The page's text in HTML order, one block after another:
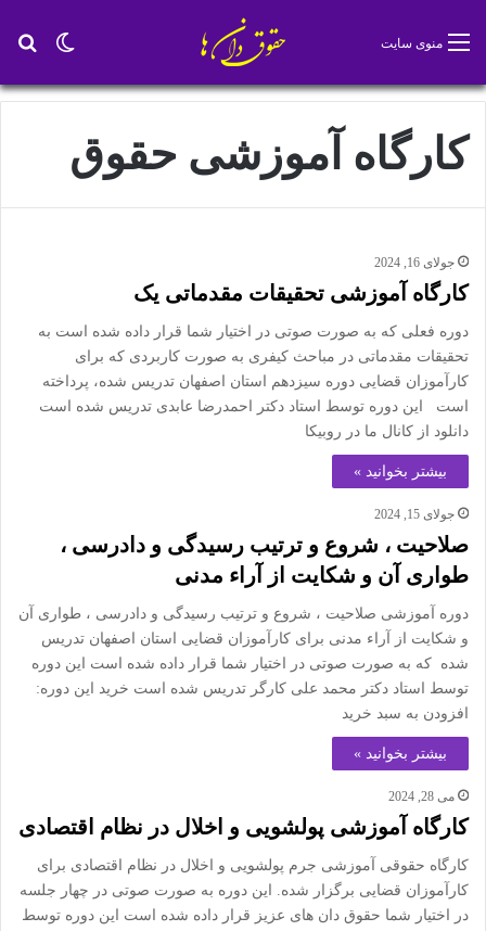
تغییر منوی سایت
کارگاه آموزشی حقوق
جولای 16, 2024
کارگاه آموزشی تحقیقات مقدماتی یک
دوره فعلی که به صورت صوتی در اختیار شما قرار داده شده است به
تحقیقات مقدماتی در مباحث کیفری به صورت کاربردی که برای
کارآموزان قضایی دوره سیزدهم استان اصفهان تدریس شده، پرداخته
است این دوره توسط استاد دکتر احمدرضا عابدی تدریس شده است
دانلود از کانال ما در روبیکا
بیشتر بخوانید »
جولای 15, 2024
صلاحیت ، شروع و ترتیب رسیدگی و دادرسی ،
طواری آن و شکایت از آراء مدنی
دوره آموزشی صلاحیت ، شروع و ترتیب رسیدگی و دادرسی ، طواری آن
و شکایت از آراء مدنی برای کارآموزان قضایی استان اصفهان تدریس
شده که به صورت صوتی در اختیار شما قرار داده شده است این دوره
توسط استاد دکتر محمد علی کارگر تدریس شده است خرید این دوره:
افزودن به سبد خرید
بیشتر بخوانید »
می 28, 2024
کارگاه آموزشی پولشویی و اخلال در نظام اقتصادی
کارگاه حقوقی آموزشی جرم پولشویی و اخلال در نظام اقتصادی برای
کارآموزان قضایی برگزار شده. این دوره به صورت صوتی در چهار جلسه
در اختیار شما حقوق دان های عزیز قرار داده شده است این دوره توسط